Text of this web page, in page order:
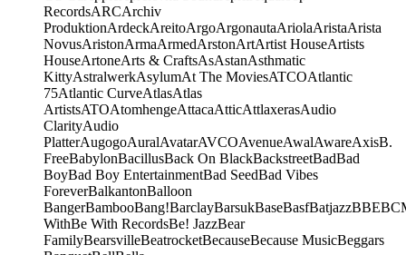
RecordsARCArchiv
ProduktionArdeckAreitoArgoArgonautaAriolaAristaArista
NovusAristonArmaArmedArstonArtArtist HouseArtists
HouseArtoneArts & CraftsAsAstanAsthmatic
KittyAstralwerkAsylumAt The MoviesATCOAtlantic
75Atlantic CurveAtlasAtlas
ArtistsATOAtomhengeAttacaAtticAttlaxerasAudio
ClarityAudio
PlatterAugogoAuralAvatarAVCOAvenueAwalAwareAxisB.
FreeBabylonBacillusBack On BlackBackstreetBadBad
BoyBad Boy EntertainmentBad SeedBad Vibes
ForeverBalkantonBalloon
BangerBambooBang!BarclayBarsukBaseBasfBatjazzBBE
WithBe With RecordsBe! JazzBear
FamilyBearsvilleBeatrocketBecauseBecause MusicBeggars